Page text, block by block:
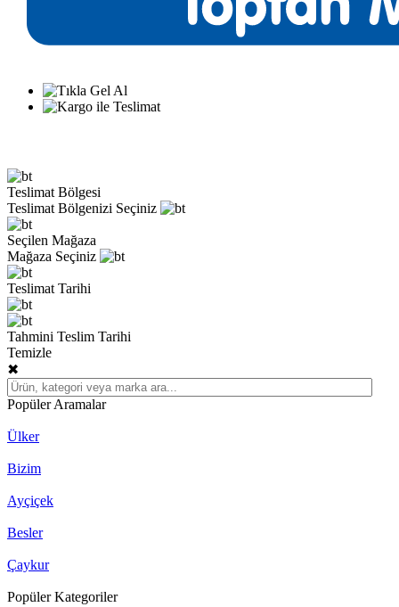
Teslimat Bölgesi
Teslimat Bölgenizi Seçiniz
Seçilen Mağaza
Mağaza Seçiniz
Teslimat Tarihi
Tahmini Teslim Tarihi
Temizle
✖
Popüler Aramalar
Ülker
Bizim
Ayçiçek
Besler
Çaykur
Popüler Kategoriler